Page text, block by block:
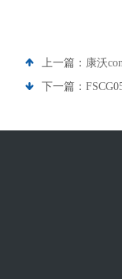
上一篇： 康沃
下一篇：